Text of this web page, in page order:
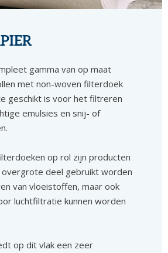
gamma van op maat
met non-woven filterdoek
geschikt is voor het filtreren
emulsies en snij- of
op rol zijn producten
deel gebruikt worden
van vloeistoffen, maar ook
luchtfiltratie kunnen worden
op dit vlak een zeer